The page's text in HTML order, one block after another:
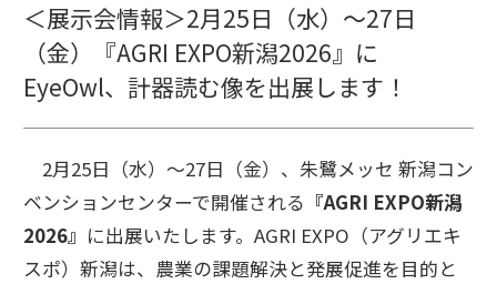
＜展示会情報＞2月25日（水）～27日
（金）『AGRI EXPO新潟2026』に
EyeOwl、計器読む像を出展します！
2月25日（水）～27日（金）、朱鷺メッセ 新潟コン
ベンションセンターで開催される 『AGRI EXPO新潟
2026』 に出展いたします。AGRI EXPO（アグリエキ
スポ）新潟は、農業の課題解決と発展促進を目的と